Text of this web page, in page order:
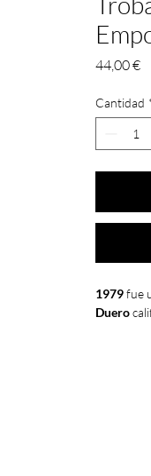
44,00 €
Cantidad
1979fue
Duero